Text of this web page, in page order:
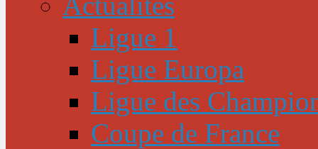
Ligue 1
Ligue Europa
Ligue des
Coupe de France